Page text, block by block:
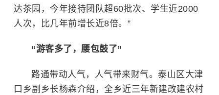
达茶园，今年接待团队超60批次、学生近2000
人次，比几年前增长近8倍。”
“游客多了，腰包鼓了”
路通带动人气，人气带来财气。泰山区大津
口乡副乡长杨森介绍，全乡近三年新建改建农村